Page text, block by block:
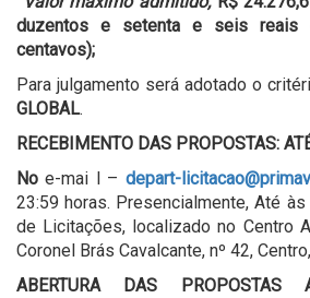
duzentos e setenta e seis
centavos);
Para julgamento será adotado o
GLOBAL.
RECEBIMENTO DAS PROPOSTAS:
No e-mai l – depart-
23:59 horas. Presencialmente, Até
de Licitações, localizado no Centro
Coronel Brás Cavalcante, nº 42,
ABERTURA DAS